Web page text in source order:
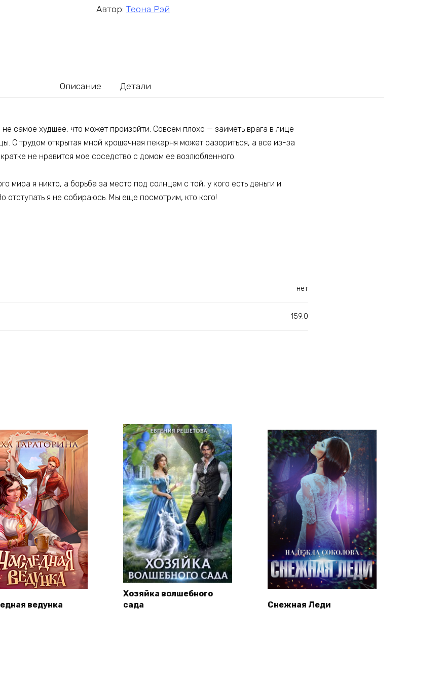
Автор: Теона Рэй
Описание Детали
самое худшее, что может произойти. Совсем плохо — заиметь врага в лице
С трудом открытая мной крошечная пекарня может разориться, а все из-за
не нравится мое соседство с домом ее возлюбленного.
мира я никто, а борьба за место под солнцем с той, у кого есть деньги и
отступать я не собираюсь. Мы еще посмотрим, кто кого!
нет
159.0
ведунка
Хозяйка волшебного
сада
Снежная Леди